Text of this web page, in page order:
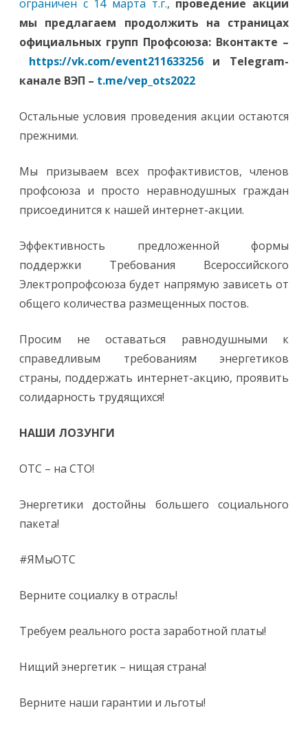
ограничен с 14 марта т.г., проведение акции
мы предлагаем продолжить на страницах
официальных групп Профсоюза: Вконтакте –
https://vk.com/event211633256и Telegram-
канале ВЭП – t.me/vep_ots2022
Остальные условия проведения акции остаются
прежними.
Мы призываем всех профактивистов, членов
профсоюза и просто неравнодушных граждан
присоединится к нашей интернет-акции.
Эффективность предложенной формы
поддержки Требования Всероссийского
Электропрофсоюза будет напрямую зависеть от
общего количества размещенных постов.
Просим не оставаться равнодушными к
справедливым требованиям энергетиков
страны, поддержать интернет-акцию, проявить
солидарность трудящихся!
НАШИ ЛОЗУНГИ
ОТС – на СТО!
Энергетики достойны большего социального
пакета!
#ЯМыОТС
Верните социалку в отрасль!
Требуем реального роста заработной платы!
Нищий энергетик – нищая страна!
Верните наши гарантии и льготы!